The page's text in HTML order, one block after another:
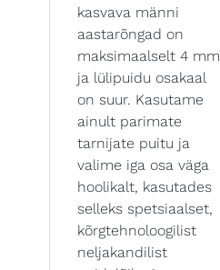
kasvava männi
aastarõngad on
maksimaalselt 4 mm
ja lülipuidu osakaal
on suur. Kasutame
ainult parimate
tarnijate puitu ja
valime iga osa väga
hoolikalt, kasutades
selleks spetsiaalset,
kõrgtehnoloogilist
neljakandilist